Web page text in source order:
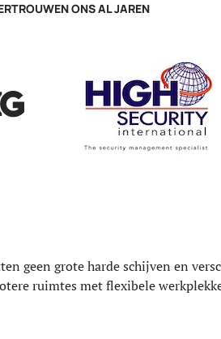
ONS AL JAREN
geen grote harde schijven en
ruimtes met flexibele